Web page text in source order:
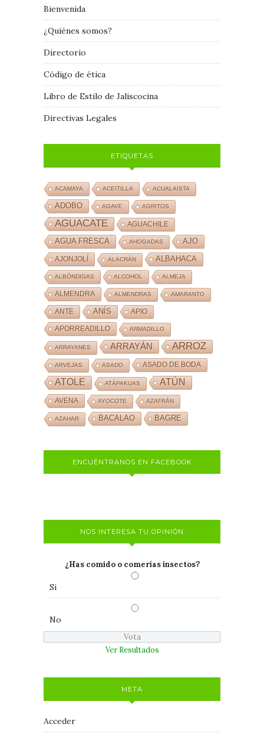
Bienvenida
¿Quiénes somos?
Directorio
Código de ética
Libro de Estilo de Jaliscocina
Directivas Legales
ETIQUETAS
ACAMAYA ACEITILLA ACUALAISTA
ADOBO AGAVE AGRITOS
AGUACATE AGUACHILE
AGUA FRESCA AHOGADAS AJO
AJONJOLÍ ALACRÁN ALBAHACA
ALBÓNDIGAS ALCOHOL ALMEJA
ALMENDRA ALMENDRAS AMARANTO
ANTE ANÍS APIO
APORREADILLO ARMADILLO
ARRAYANES ARRAYÁN ARROZ
ARVEJAS ASADO ASADO DE BODA
ATOLE ATÁPAKUAS ATÚN
AVENA AYOCOTE AZAFRÁN
AZAHAR BACALAO BAGRE
ENCUÉNTRANOS EN FACEBOOK
NOS INTERESA TU OPINIÓN
¿Has comido o comerías insectos?
Si
No
Ver Resultados
META
Acceder